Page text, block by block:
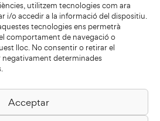
utilitzem tecnologies com ara
i/o accedir a la informació del dispositiu.
tecnologies ens permetrà
comportament de navegació o
lloc. No consentir o retirar el
determinades
Acceptar
Bayés